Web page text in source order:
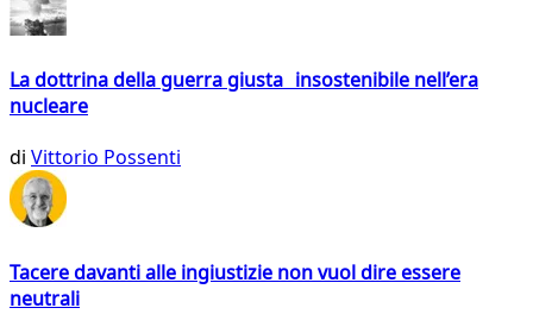
La dottrina della guerra giusta insostenibile nell’era
nucleare
di Vittorio Possenti
Tacere davanti alle ingiustizie non vuol dire essere
neutrali